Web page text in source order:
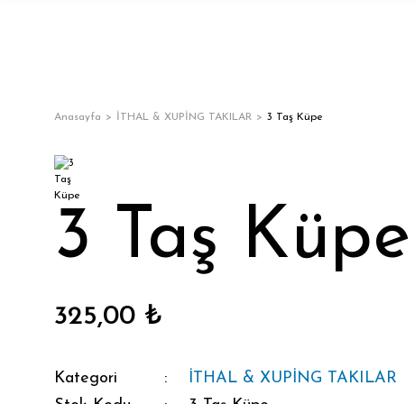
Anasayfa İTHAL & XUPİNG TAKILAR 3 Taş Küpe
3 Taş Küpe
325,00 ₺
Kategori
İTHAL & XUPİNG TAKILAR